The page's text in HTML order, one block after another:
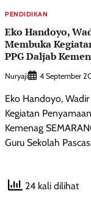
PENDIDIKAN
Eko Handoyo,
Membuka
PPG Daljab
Nuryaji 4 September
Eko Handoyo,
Kegiatan
Kemenag
Guru Sekolah
24 kali dilihat